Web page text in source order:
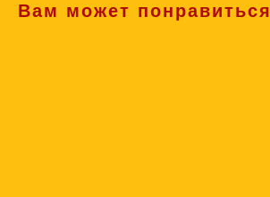
Вам может понравиться